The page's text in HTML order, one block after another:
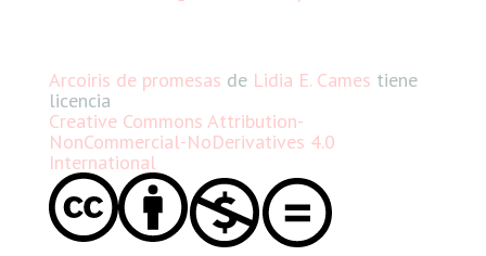
Arcoiris de promesas de Lidia E. Cames tiene
licencia
Creative Commons Attribution-
NonCommercial-NoDerivatives 4.0
International